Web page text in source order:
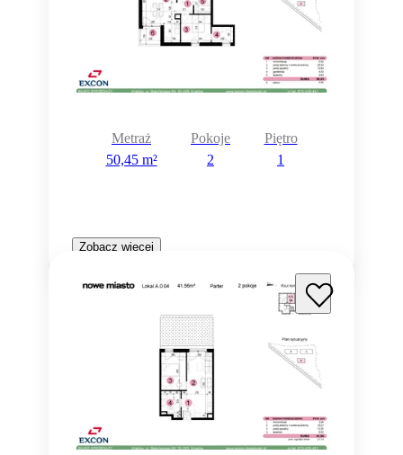
Metraż
50,45 m²
Pokoje
2
Piętro
1
Zobacz więcej